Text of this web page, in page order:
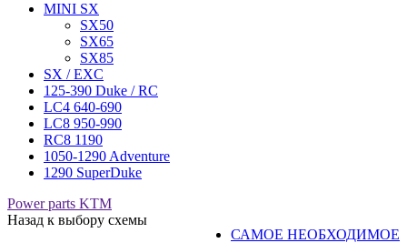
MINI SX
SX50
SX65
SX85
SX / EXC
125-390 Duke / RC
LC4 640-690
LC8 950-990
RC8 1190
1050-1290 Adventure
1290 SuperDuke
Power parts KTM
САМОЕ НЕОБХОДИМОЕ
Назад к выбору схемы